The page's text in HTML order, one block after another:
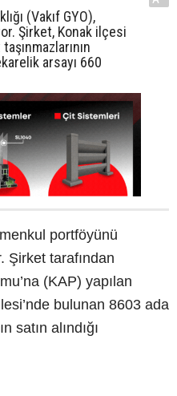
(Vakıf GYO),
Şirket, Konak ilçesi
arsayı 660
portföyünü
Şirket tarafından
(KAP) yapılan
bulunan 8603 ada
satın alındığı